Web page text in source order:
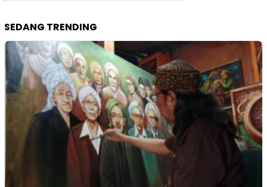
SEDANG TRENDING